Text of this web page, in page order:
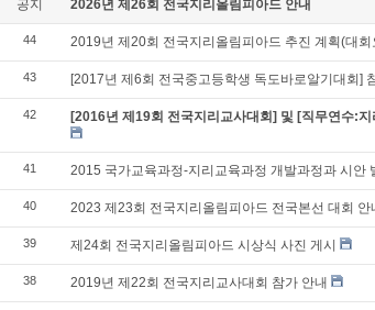
공지 2026년 제26회 전국지리올림피아드 안내
44 2019년 제20회 전국지리올림피아드 추진 계획(대회
43 [2017년 제6회 전국중고등학생 독도바로알기대회]
42 [2016년 제19회 전국지리교사대회] 및 [직무연수:
41 2015 국가교육과정-지리교육과정 개발과정과 시안
40 2023 제23회 전국지리올림피아드 전국본선 대회 안
39 제24회 전국지리올림피아드 시상식 사진 게시
38 2019년 제22회 전국지리교사대회 참가 안내